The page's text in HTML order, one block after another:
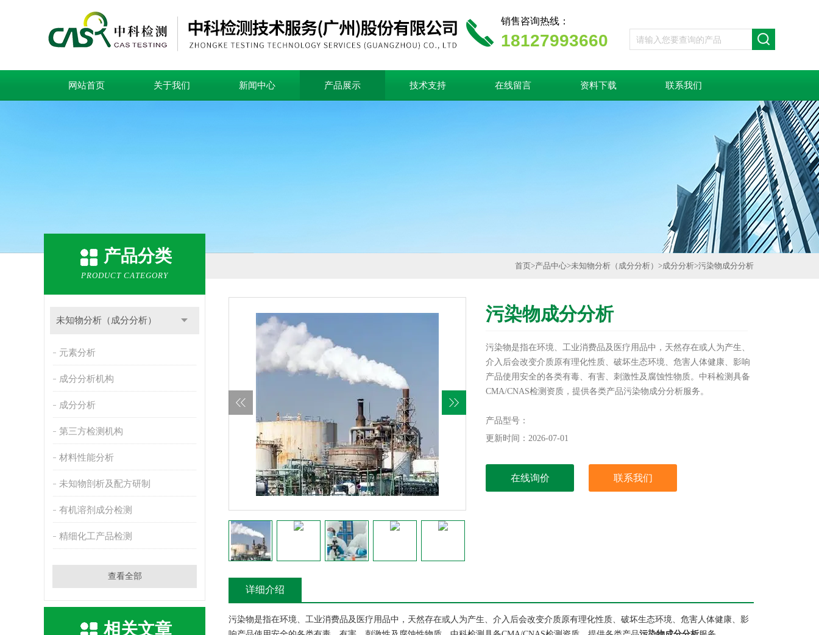
销售咨询热线：
18127993660
网站首页 关于我们 新闻中心 产品展示 技术支持 在线留言 资料下载 联系我们
产品分类
PRODUCT CATEGORY
未知物分析（成分分析）
元素分析
成分分析机构
成分分析
第三方检测机构
材料性能分析
未知物剖析及配方研制
有机溶剂成分检测
精细化工产品检测
查看全部
相关文章
首页>产品中心>未知物分析（成分分析） >成分分析>污染物成分分析
污染物成分分析
污染物是指在环境、工业消费品及医疗用品中，天然存在或人为产生、
介入后会改变介质原有理化性质、破坏生态环境、危害人体健康、影响
产品使用安全的各类有毒、有害、刺激性及腐蚀性物质。中科检测具备
CMA/CNAS检测资质，提供各类产品污染物成分分析服务。
产品型号：
更新时间：2026-07-01
在线询价 联系我们
详细介绍
污染物是指在环境、工业消费品及医疗用品中，天然存在或人为产生、介入后会改变介质原有理化性质、破坏生态环境、危害人体健康、影